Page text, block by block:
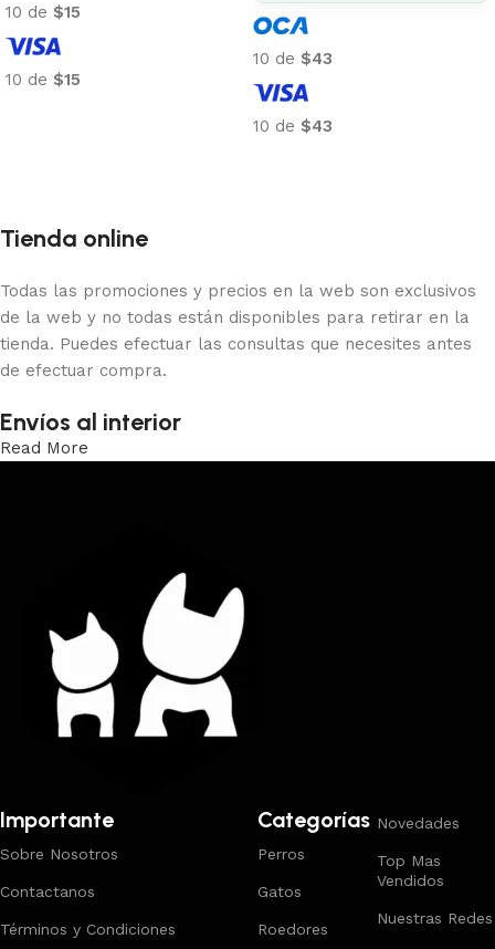
10 de $15
10 de $15
10 de $43
10 de $43
Tienda online
Todas las promociones y precios en la web son exclusivos
de la web y no todas están disponibles para retirar en la
tienda. Puedes efectuar las consultas que necesites antes
de efectuar compra.
Envíos al interior
Read More
Importante
Sobre Nosotros
Contactanos
Términos y Condiciones
Categorías
Perros
Gatos
Roedores
Novedades
Top Mas
Vendidos
Nuestras Redes